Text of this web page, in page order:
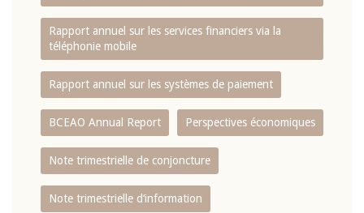
Rapport annuel sur les services financiers via la
téléphonie mobile
Rapport annuel sur les systèmes de paiement
BCEAO Annual Report Perspectives économiques
Note trimestrielle de conjoncture
Note trimestrielle d‘information